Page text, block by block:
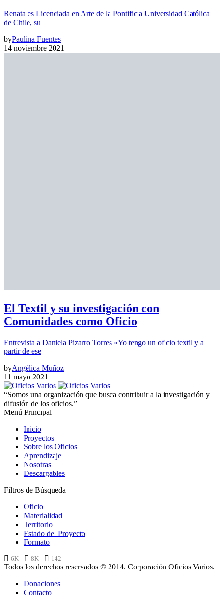
Renata es Licenciada en Arte de la Pontificia Universidad Católica
de Chile, su
byPaulina Fuentes
14 noviembre 2021
El Textil y su investigación con
Comunidades como Oficio
Entrevista a Daniela Pizarro Torres «Yo tengo un oficio textil y a
partir de ese
byAngélica Muñoz
11 mayo 2021
“Somos una organización que busca contribuir a la investigación y
difusión de los oficios.”
Menú Principal
Inicio
Proyectos
Sobre los Oficios
Aprendizaje
Nosotras
Descargables
Filtros de Búsqueda
Oficio
Materialidad
Territorio
Estado del Proyecto
Formato
6K 8K 142
Todos los derechos reservados © 2014. Corporación Oficios Varios.
Donaciones
Contacto